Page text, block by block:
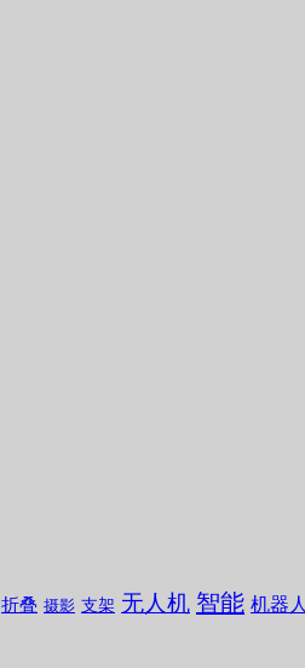
折叠 摄影 支架 无人机 智能 机器人